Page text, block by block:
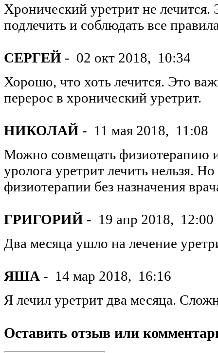
Хронический уретрит не
подлечить и соблюдать все
СЕРГЕЙ - 02 окт 2018, 10:34
Хорошо, что хоть лечится. Это
перерос в хронический уретрит.
НИКОЛАЙ - 11 мая 2018, 11:08
Можно совмещать физиотерапию
уролога уретрит лечить нельзя.
физиотерапии без назначения
ГРИГОРИЙ - 19 апр 2018, 12:00
Два месяца ушло на лечение
ЯША - 14 мар 2018, 16:16
Я лечил уретрит два месяца.
Оставить отзыв или